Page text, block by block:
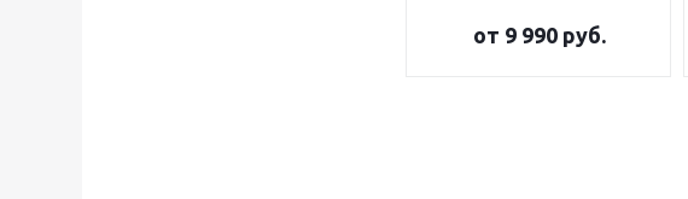
от 9 990 руб.